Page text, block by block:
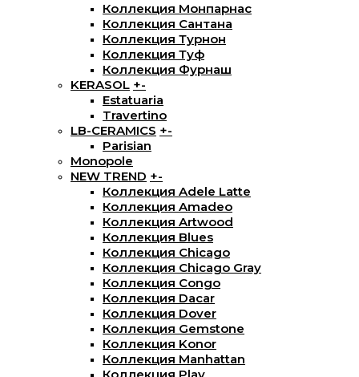
Коллекция Монпарнас
Коллекция Сантана
Коллекция Турнон
Коллекция Туф
Коллекция Фурнаш
KERASOL +-
Estatuaria
Travertino
LB-CERAMICS +-
Parisian
Monopole
NEW TREND +-
Коллекция Adele Latte
Коллекция Amadeo
Коллекция Artwood
Коллекция Blues
Коллекция Chicago
Коллекция Chicago Gray
Коллекция Congo
Коллекция Dacar
Коллекция Dover
Коллекция Gemstone
Коллекция Konor
Коллекция Manhattan